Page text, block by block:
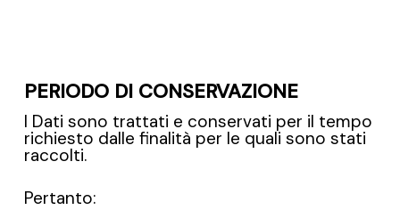
PERIODO DI CONSERVAZIONE
I Dati sono trattati e conservati per il tempo
richiesto dalle finalità per le quali sono stati
raccolti.
Pertanto: